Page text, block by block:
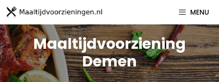
Spring
naar
inhoud
MENU
Maaltijdvoorziening
Demen